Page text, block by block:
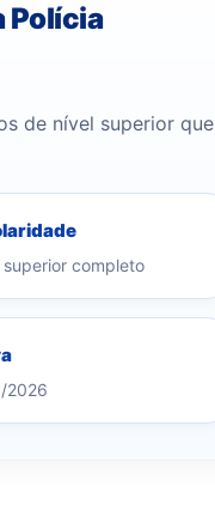
Polícia
de nível superior que
superior completo
2026